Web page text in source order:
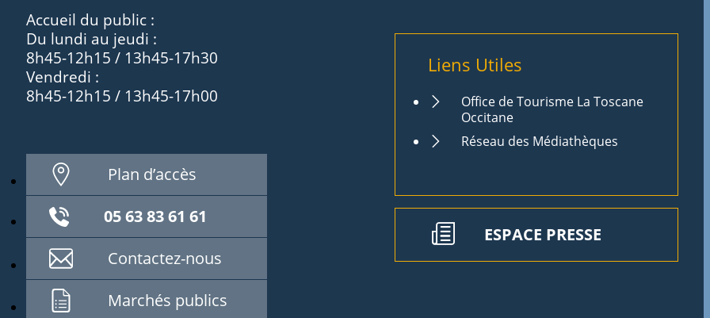
Accueil du public :
Du lundi au jeudi :
8h45-12h15 / 13h45-17h30
Vendredi :
8h45-12h15 / 13h45-17h00
Plan d’accès
05 63 83 61 61
Contactez-nous
Marchés publics
Liens Utiles
Office de Tourisme La Toscane
Occitane
Réseau des Médiathèques
ESPACE PRESSE